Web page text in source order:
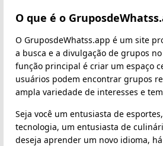
O que é o
O GruposdeWhatss.app é um site
a busca e a divulgação de grupos
função principal é criar um espaço
usuários podem encontrar grupos
ampla variedade de interesses e
Seja você um entusiasta de
tecnologia, um entusiasta de
deseja aprender um novo idioma,